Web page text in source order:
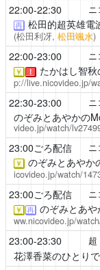
22:00-22:30 ニ
再 松田的超英雄電
(松田利冴, 松田颯水)
22:00-23:00 ニ
￥ ！ たかはし智
p://live.nicovideo.jp/
22:30-23:00 ニ
のぞみとあやかの
video.jp/watch/
23:00ごろ配信 ニ
￥ のぞみとあやか
icovideo.jp/watch/
23:00ごろ配信 ニ
￥ 再 のぞみとあや
ww.nicovideo.jp/
23:00-23:30 超
花澤香菜のひとり